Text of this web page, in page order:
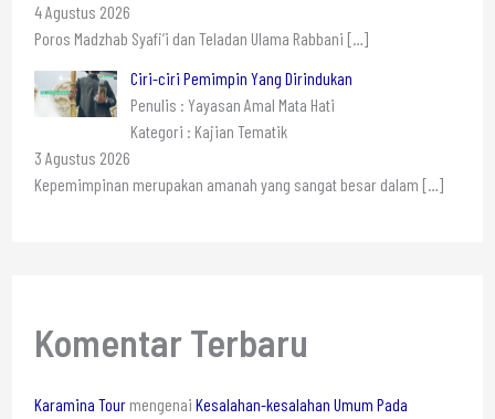
4 Agustus 2026
Poros Madzhab Syafi’i dan Teladan Ulama Rabbani […]
Ciri-ciri Pemimpin Yang Dirindukan
Penulis : Yayasan Amal Mata Hati
Kategori : Kajian Tematik
3 Agustus 2026
Kepemimpinan merupakan amanah yang sangat besar dalam […]
Komentar Terbaru
Karamina Tourmengenai Kesalahan-kesalahan Umum Pada